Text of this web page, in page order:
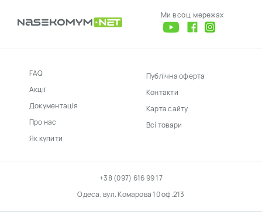
Ми в соц. мережах
FAQ
Акції
Документація
Про нас
Як купити
Публічна оферта
Контакти
Карта сайту
Всі товари
+38 (097) 616 99 17
Одеса, вул. Комарова 10 оф.213